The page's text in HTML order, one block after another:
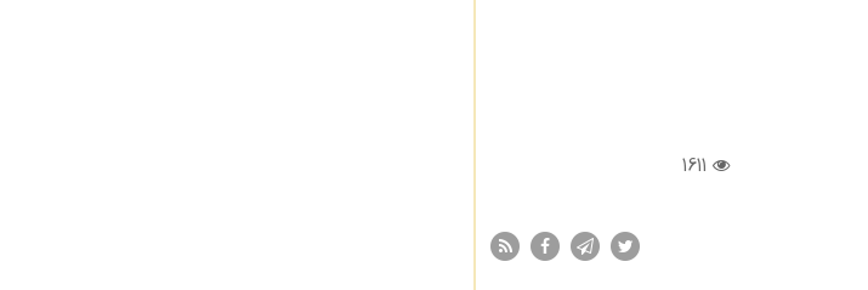
1611